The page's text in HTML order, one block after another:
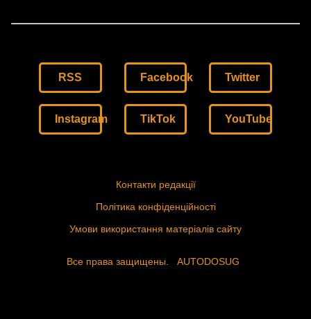
RSS Facebook Twitter
Instagram TikTok YouTube
Контакти редакції
Політика конфіденційності
Умови використання матеріалів сайту
Все права защищены. AUTODOSUG